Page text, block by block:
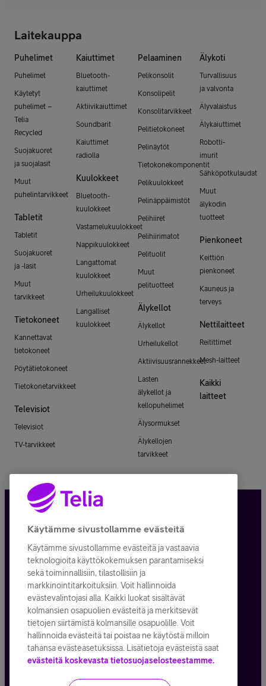
Laitekauppa
Puhelimet
Puhelimet
Käytetyt
puhelimet –
Telia
Recycled
Suojakuoret
ja suojalasit
Muut
puhelintarvikkeet
Tabletit
Tabletit
Suojakuoret
ja -lasit
Muut
tarvikkeet
Tietokoneet
Kannettavat
tietokoneet
Pöytätietokoneet
Tietokonetarvikkeet
Televisiot
Televisiot
TV-tarvikkeet
Kaiuttimet
Bluetooth-
kaiuttimet
Aktiivikaiuttimet
Soundbarit
Kaiuttimet
radiolla
Kuulokkeet
Bluetooth-
kuulokkeet
Vastamelukuulokkeet
Nappikuulokkeet
Langattomat
kuulokkeet
Urheilukuulokkeet
Langalliset
kuulokkeet
Pelaaminen
Pelikonsolit
Konsolipelit
Konsolitarvikkeet
Pelitietokoneet
Pelinäytöt
Tietokonekomponentit
Pelikuulokkeet
Pelinäppäimistöt
Pelihiiret
Pelihiirimatot
Pelituolit
Muut
pelituotteet
Älykellot
Älykellot
Urheilukellot
Aktiivisuusrannekkeet
Lasten
älykellot ja
kellopuhelimet
Älysormukset
Älykellojen
tarvikkeet
Älykoti
Turvallisuus
ja valvonta
Älyvalaistus
Älykaiuttimet
Robotti-
imurit
Sähköpotkulaudat
Muut
älykodin
tuotteet
Pienkoneet
Keittiön
pienkoneet
Kauneus ja
terveys
Nettilaitteet
Reitittimet
Mesh-laitteet
Kaikki
laitteet
Tietosuoja ja -turva
Tilauksen peruuttaminen
Käyttöehdot
Evästeiden käyttö
Toimitusehdot ja palvelukuvaukset
Käytämme sivustollamme evästeitä
Käytämme sivustollamme evästeitä ja vastaavia
teknologioita käyttökokemuksen parantamiseksi
sekä toiminnallisiin, tilastollisiin ja
markkinointitarkoituksiin. Voit hallinnoida
evästevalintojasi alla. Kaikki luokat sisältävät
kolmansien osapuolien evästeitä ja merkitsevät
tietojen siirtämistä kolmansille osapuolille. Voit
hallinnoida evästeitä tai poistaa ne käytöstä milloin
tahansa evästeasetuksissa. Lisätietoja evästeistä saat
evästeitä koskevasta tietosuojaselosteestamme.